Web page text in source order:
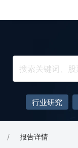
行业研究
/ 报告详情